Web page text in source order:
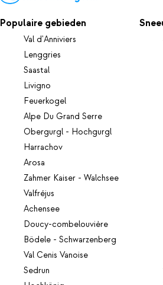
niets op te merken: op een korte
om daar te komen kun je, naast erheen
gebruikmaken van de shuttle service.
je het zwembad van het resort, waar je
geniet op het dorp en de bergen.
Populaire gebieden
Val d'Anniviers
Lenggries
Saastal
Livigno
Feuerkogel
Alpe Du Grand Serre
Obergurgl - Hochgurgl
Harrachov
Arosa
Zahmer Kaiser - Walchsee
Valfréjus
Achensee
Doucy-combelouvière
Bödele - Schwarzenberg
Val Cenis Vanoise
Sedrun